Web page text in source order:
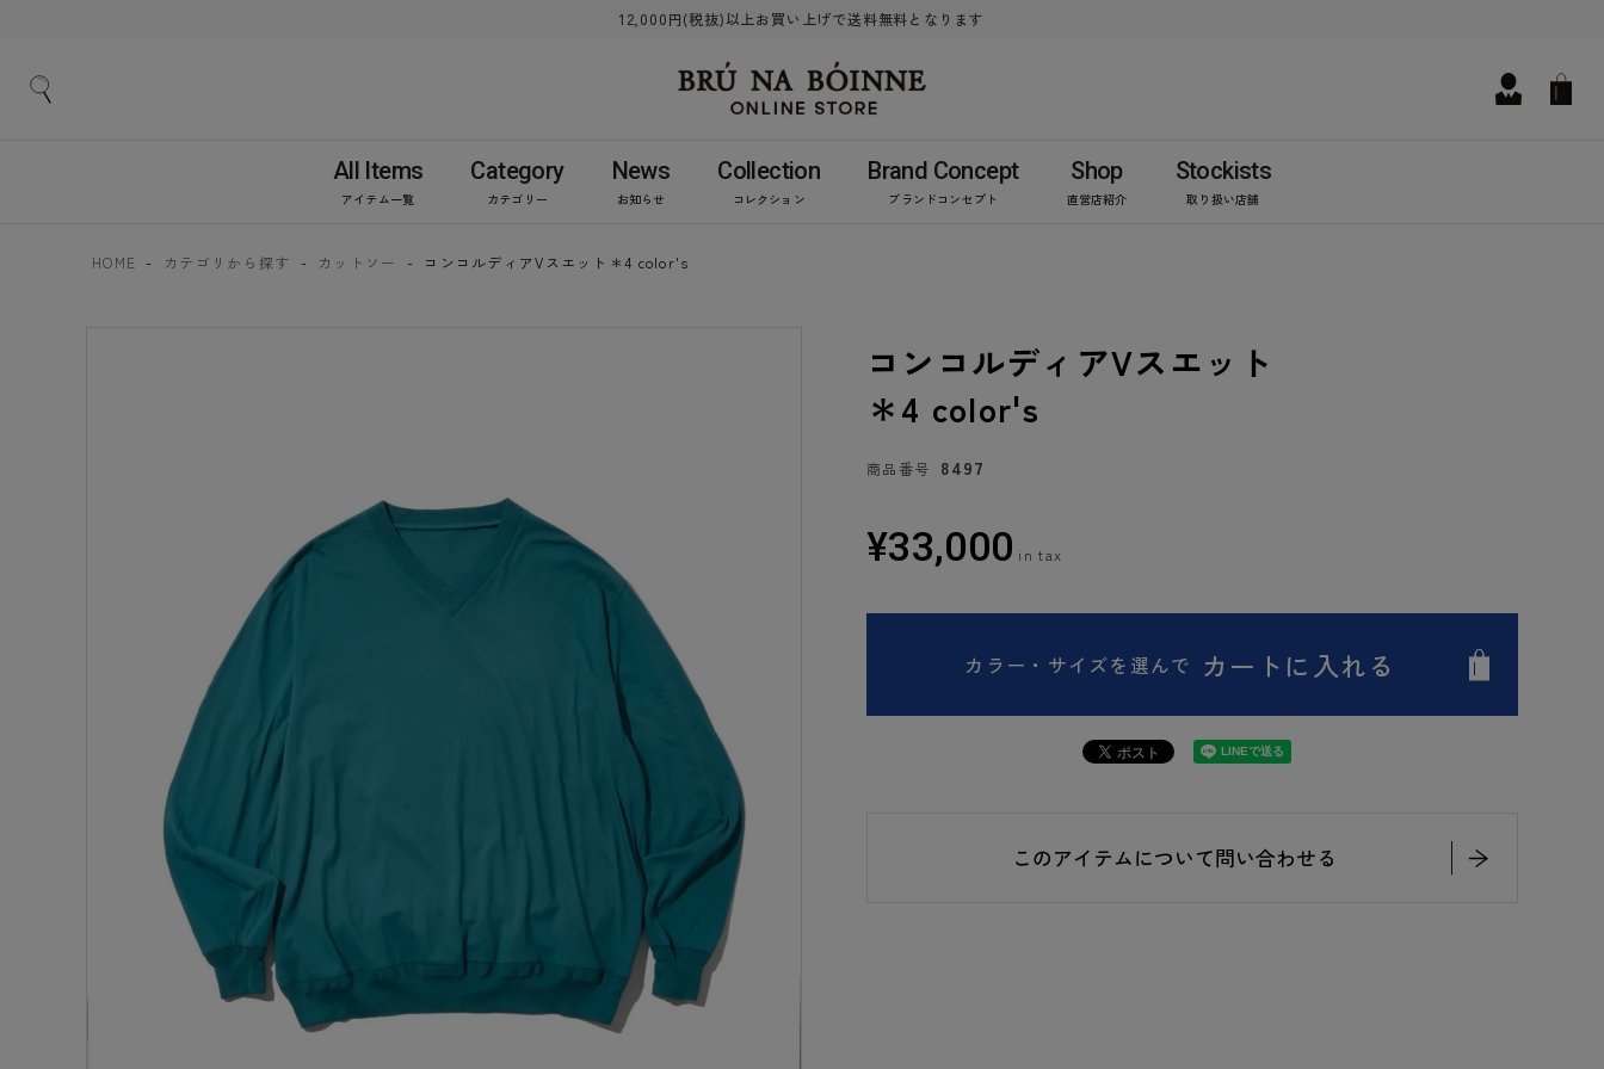
12,000円(税抜)以上お買い上げで送料無料となります
All Items
アイテム一覧
Category
カテゴリー
News
お知らせ
Collection
コレクション
Brand Concept
ブランドコンセプト
Shop
直営店紹介
Stockists
取り扱い店舗
HOME カテゴリから探す カットソー コンコルディアVスエット＊4 color's
コンコルディアVスエット
＊4 color's
商品番号 8497
¥33,000
カラー・サイズを選んで カートに入れる
このアイテムについて問い合わせる